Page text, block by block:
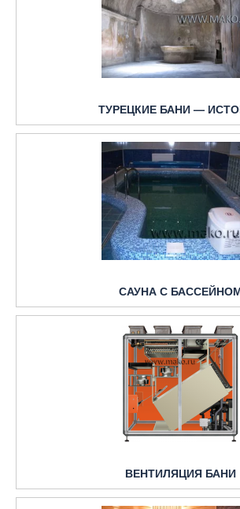
ТУРЕЦКИЕ БАНИ —
САУНА С
ВЕНТИЛЯЦИЯ БАНИ